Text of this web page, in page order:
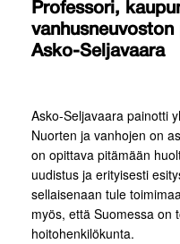
Professori,
Asko-Seljavaara
Asko-Seljavaara painotti
Nuorten ja vanhojen on
on opittava pitämään
uudistus ja erityisesti
sellaisenaan tule
myös, että Suomessa on
hoitohenkilökunta.